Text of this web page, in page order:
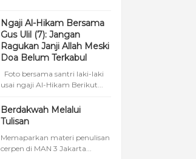
Ngaji Al-Hikam Bersama
Gus Ulil (7): Jangan
Ragukan Janji Allah Meski
Doa Belum Terkabul
Foto bersama santri laki-laki
usai ngaji Al-Hikam Berikut...
Berdakwah Melalui
Tulisan
Memaparkan materi penulisan
cerpen di MAN 3 Jakarta...